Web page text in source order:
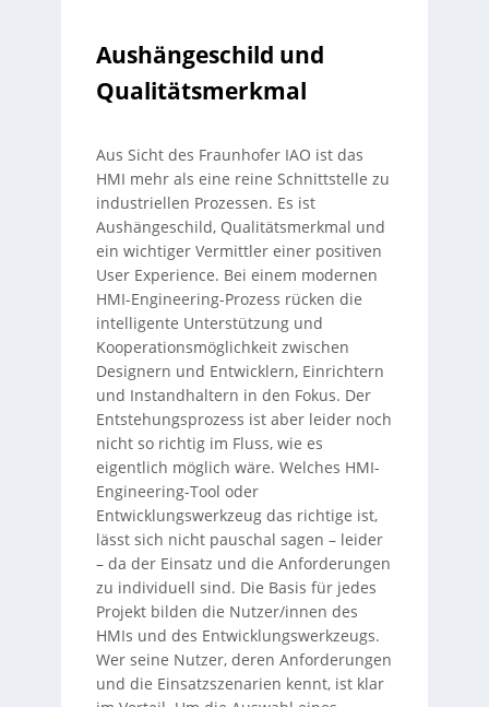
Aushängeschild und
Qualitätsmerkmal
Aus Sicht des Fraunhofer IAO ist das
HMI mehr als eine reine Schnittstelle zu
industriellen Prozessen. Es ist
Aushängeschild, Qualitätsmerkmal und
ein wichtiger Vermittler einer positiven
User Experience. Bei einem modernen
HMI-Engineering-Prozess rücken die
intelligente Unterstützung und
Kooperationsmöglichkeit zwischen
Designern und Entwicklern, Einrichtern
und Instandhaltern in den Fokus. Der
Entstehungsprozess ist aber leider noch
nicht so richtig im Fluss, wie es
eigentlich möglich wäre. Welches HMI-
Engineering-Tool oder
Entwicklungswerkzeug das richtige ist,
lässt sich nicht pauschal sagen – leider
– da der Einsatz und die Anforderungen
zu individuell sind. Die Basis für jedes
Projekt bilden die Nutzer/innen des
HMIs und des Entwicklungswerkzeugs.
Wer seine Nutzer, deren Anforderungen
und die Einsatzszenarien kennt, ist klar